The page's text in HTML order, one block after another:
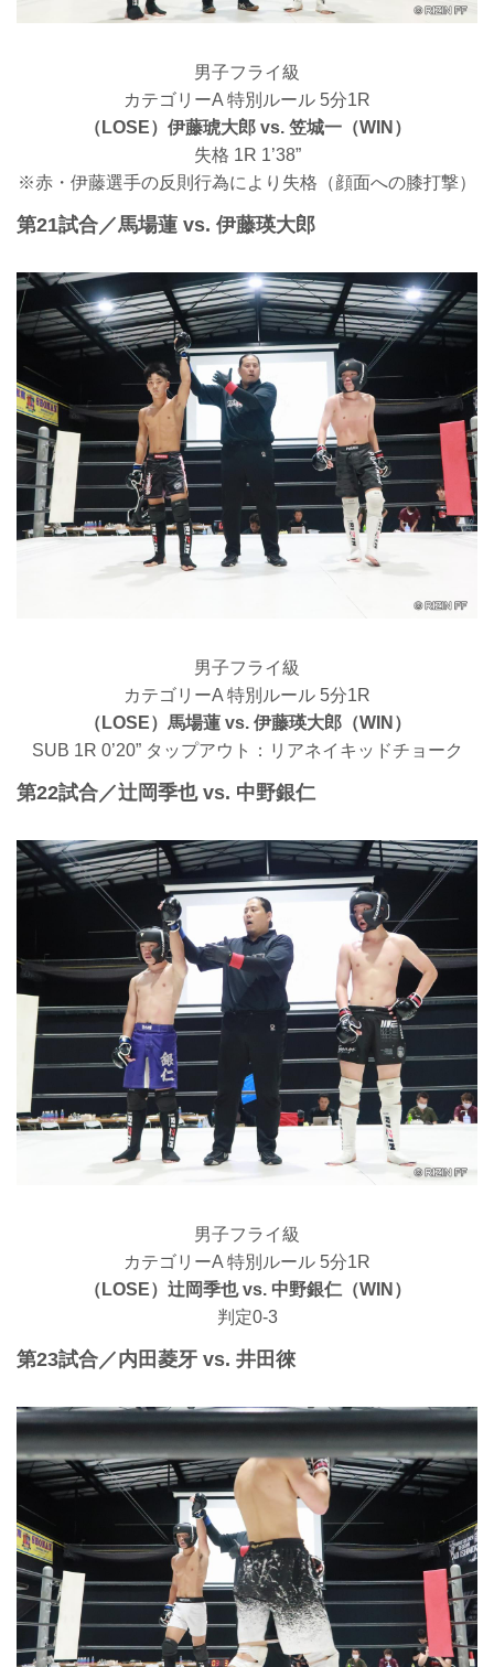
男子フライ級
カテゴリーA 特別ルール 5分1R
（LOSE）伊藤琥大郎 vs. 笠城一（WIN）
失格 1R 1’38”
※赤・伊藤選手の反則行為により失格（顔面への膝打撃）
第21試合／馬場蓮 vs. 伊藤瑛大郎
男子フライ級
カテゴリーA 特別ルール 5分1R
（LOSE）馬場蓮 vs. 伊藤瑛大郎（WIN）
SUB 1R 0’20” タップアウト：リアネイキッドチョーク
第22試合／辻岡季也 vs. 中野銀仁
男子フライ級
カテゴリーA 特別ルール 5分1R
（LOSE）辻岡季也 vs. 中野銀仁（WIN）
判定0-3
第23試合／内田菱牙 vs. 井田徠